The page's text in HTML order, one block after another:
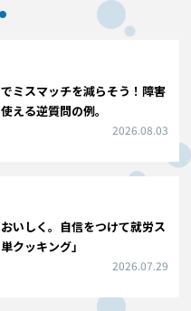
ミスマッチを減らそう！障害
える逆質問の例。
2026.08.03
いしく。自信をつけて就労ス
クッキング」
2026.07.29